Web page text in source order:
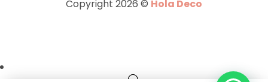
Copyright 2026 © Hola Deco